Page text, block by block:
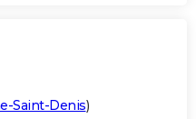
Saint-Denis)